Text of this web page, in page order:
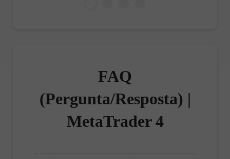
FAQ
(Pergunta/Resposta) |
MetaTrader 4